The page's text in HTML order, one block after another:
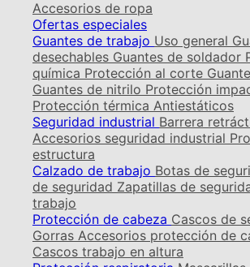
Accesorios de ropa
Ofertas especiales
Guantes de trabajo Uso general
desechables Guantes de soldador
química Protección al corte
Guantes de nitrilo Protección
Protección térmica Antiestáticos
Seguridad industrial Barrera
Accesorios seguridad industrial
estructura
Calzado de trabajo Botas de
de seguridad Zapatillas de
trabajo
Protección de cabeza Cascos de
Gorras Accesorios protección de
Cascos trabajo en altura